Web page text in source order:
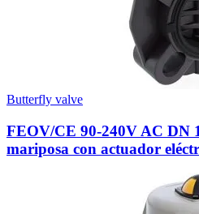
Butterfly valve
FEOV/CE 90-240V AC DN
mariposa con actuador